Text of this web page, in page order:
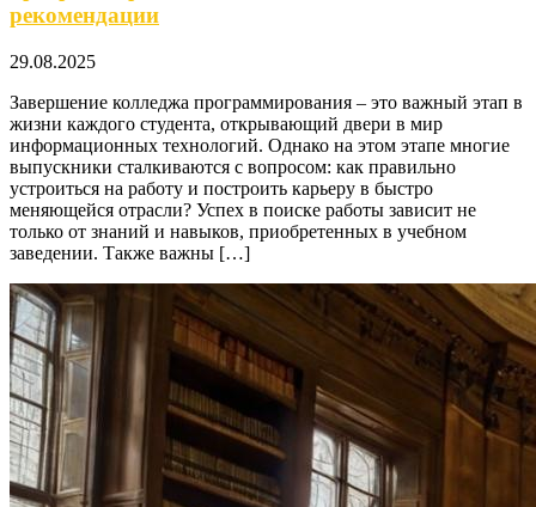
рекомендации
29.08.2025
Завершение колледжа программирования – это важный этап в
жизни каждого студента, открывающий двери в мир
информационных технологий. Однако на этом этапе многие
выпускники сталкиваются с вопросом: как правильно
устроиться на работу и построить карьеру в быстро
меняющейся отрасли? Успех в поиске работы зависит не
только от знаний и навыков, приобретенных в учебном
заведении. Также важны […]